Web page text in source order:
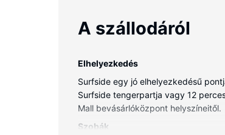
A szállodáról
Elhelyezkedés
Surfside egy jó elhelyezkedésű
Surfside tengerpartja vagy 12
Mall bevásárlóközpont helyszíneitől.
Szobák